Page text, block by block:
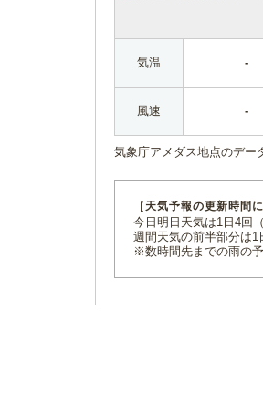
気温 -
風速 -
気象庁アメダス地点のデー
［天気予報の更新時間
今日明日天気は1日4回
週間天気の前半部分は1
※数時間先までの雨の